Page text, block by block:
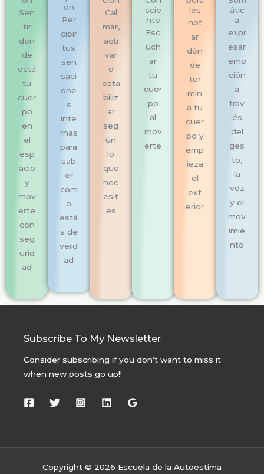
Sen
tir
dón
de
está
tu
cuer
po
en
el
esp
acio
y
mov
erte
con
seg
urid
ad
ón
Per
cibir
tus
sen
saci
one
s
inte
rnas
para
sab
er
cóm
o
está
s de
verd
ad
Cal
mar,
acti
var
o
esta
biliz
ar
seg
ún
lo
que
nec
esit
es
scie
nte
Esc
uch
ar
tu
cuer
po
al
mov
erte
les
not
ar
dón
de
ter
min
a tu
cuer
po y
emp
ieza
el
ext
erior
átic
a
expr
esar
emo
ción
a
trav
és
del
ges
to,
la
voz
y el
mov
imie
nto
Subscribe To My Newsletter
Consider subscribing if you don’t want to miss it
when new posts go up!!
Copyright © 2026 Escuela de la Autoestima